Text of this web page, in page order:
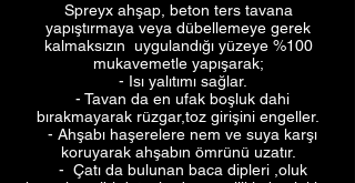
Spreyx ahşap, beton ters tavana
yapıştırmaya veya dübellemeye gerek
kalmaksızın uygulandığı yüzeye %100
mukavemetle yapışarak;
- Isı yalıtımı sağlar.
- Tavan da en ufak boşluk dahi
bırakmayarak rüzgar,toz girişini engeller.
- Ahşabı haşerelere nem ve suya karşı
koruyarak ahşabın ömrünü uzatır.
- Çatı da bulunan baca dipleri ,oluk